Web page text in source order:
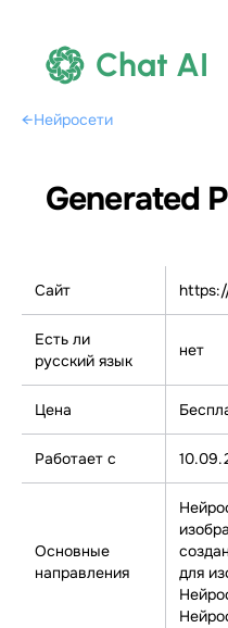
Chat AI
←Нейросети
Generated
Сайт
Есть ли
русский язык
нет
Цена
Работает с
Основные
направления
для